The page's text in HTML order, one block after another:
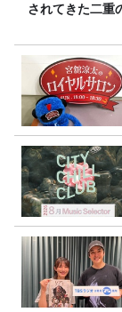
されてきた二重